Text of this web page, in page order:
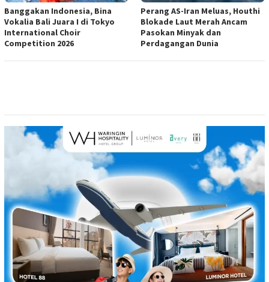
Banggakan Indonesia, Bina
Vokalia Bali Juara I di Tokyo
International Choir
Competition 2026
Perang AS-Iran Meluas, Houthi
Blokade Laut Merah Ancam
Pasokan Minyak dan
Perdagangan Dunia